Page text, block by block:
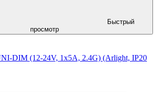
Быстрый
просмотр
DIM (12-24V, 1x5A, 2.4G) (Arlight, IP20